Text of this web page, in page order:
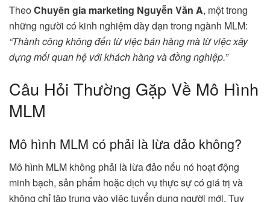
TheoChuyên gia marketing Nguyễn Văn A, một trong
những người có kinh nghiệm dày dạn trong ngành MLM:
“Thành công không đến từ việc bán hàng mà từ việc xây
dựng mối quan hệ với khách hàng và đồng nghiệp.”
Câu Hỏi Thường Gặp Về Mô Hình
MLM
Mô hình MLM có phải là lừa đảo không?
Mô hình MLM không phải là lừa đảo nếu nó hoạt động
minh bạch, sản phẩm hoặc dịch vụ thực sự có giá trị và
không chỉ tập trung vào việc tuyển dụng người mới. Tuy